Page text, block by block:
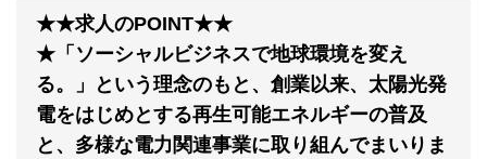
★★求人のPOINT★★
★「ソーシャルビジネスで地球環境を変え
る。」という理念のもと、創業以来、太陽光発
電をはじめとする再生可能エネルギーの普及
と、多様な電力関連事業に取り組んでまいりま